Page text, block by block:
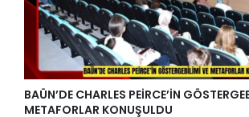
BAÜN’DE CHARLES PEİRCE’İN
METAFORLAR KONUŞULDU